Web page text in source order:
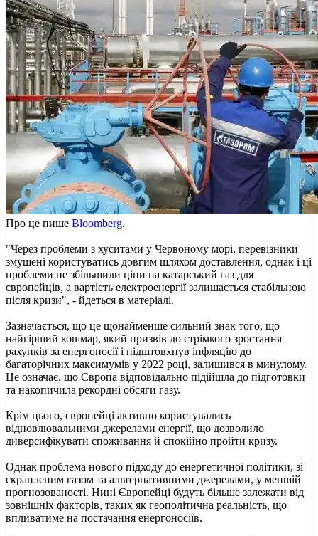
Про це пише Bloomberg.
"Через проблеми з хуситами у Червоному морі, перевізники
змушені користуватись довгим шляхом доставлення, однак і ці
проблеми не збільшили ціни на катарський газ для
європейців, а вартість електроенергії залишається стабільною
після кризи", - йдеться в матеріалі.
Зазначається, що це щонайменше сильний знак того, що
найгірший кошмар, який призвів до стрімкого зростання
рахунків за енергоносії і підштовхнув інфляцію до
багаторічних максимумів у 2022 році, залишився в минулому.
Це означає, що Європа відповідально підійшла до підготовки
та накопичила рекордні обсяги газу.
Крім цього, європейці активно користувались
відновлювальними джерелами енергії, що дозволило
диверсифікувати споживання й спокійно пройти кризу.
Однак проблема нового підходу до енергетичної політики, зі
скрапленим газом та альтернативними джерелами, у меншій
прогнозованості. Нині Європейці будуть більше залежати від
зовнішніх факторів, таких як геополітична реальність, що
впливатиме на постачання енергоносіїв.